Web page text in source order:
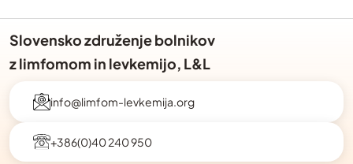
Slovensko združenje bolnikov
z limfomom in levkemijo, L&L
info@limfom-levkemija.org
+386(0)40 240 950